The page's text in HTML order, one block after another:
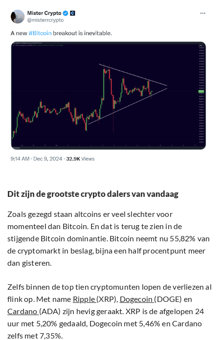
Dit zijn de grootste crypto dalers van vandaag
Zoals gezegd staan altcoins er veel slechter voor
momenteel dan Bitcoin. En dat is terug te zien in de
stijgende Bitcoin dominantie. Bitcoin neemt nu 55,82% van
de cryptomarkt in beslag, bijna een half procentpunt meer
dan gisteren.
Zelfs binnen de top tien cryptomunten lopen de verliezen al
flink op. Met name Ripple (XRP), Dogecoin (DOGE) en
Cardano (ADA) zijn hevig geraakt. XRP is de afgelopen 24
uur met 5,20% gedaald, Dogecoin met 5,46% en Cardano
zelfs met 7,35%.